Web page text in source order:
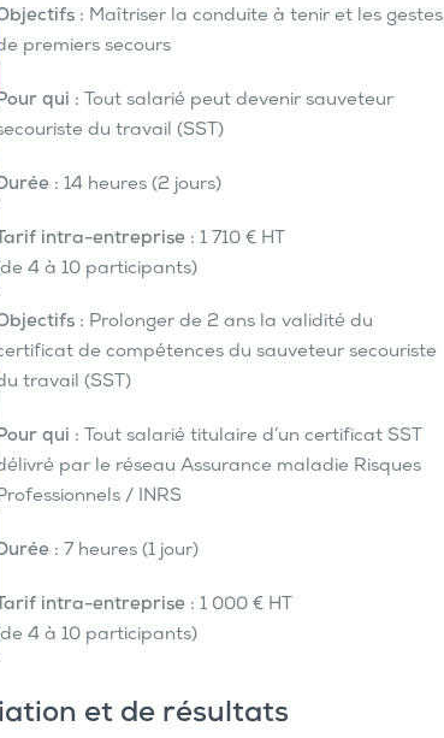
: Maîtriser la conduite à tenir et les gestes
premiers secours
qui : Tout salarié peut devenir sauveteur
du travail (SST)
: 14 heures (2 jours)
Tarif intra-entreprise : 1 710 € HT
4 à 10 participants)
: Prolonger de 2 ans la validité du
de compétences du sauveteur secouriste
travail (SST)
qui : Tout salarié titulaire d’un certificat SST
par le réseau Assurance maladie Risques
/ INRS
: 7 heures (1 jour)
Tarif intra-entreprise : 1 000 € HT
4 à 10 participants)
et de résultats